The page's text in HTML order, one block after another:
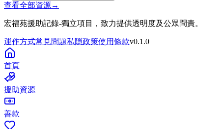
查看全部資源→
宏福苑援助記錄-獨立項目，致力提供透明度及公眾問責。
運作方式常見問題私隱政策使用條款v0.1.0
首頁
援助資源
善款